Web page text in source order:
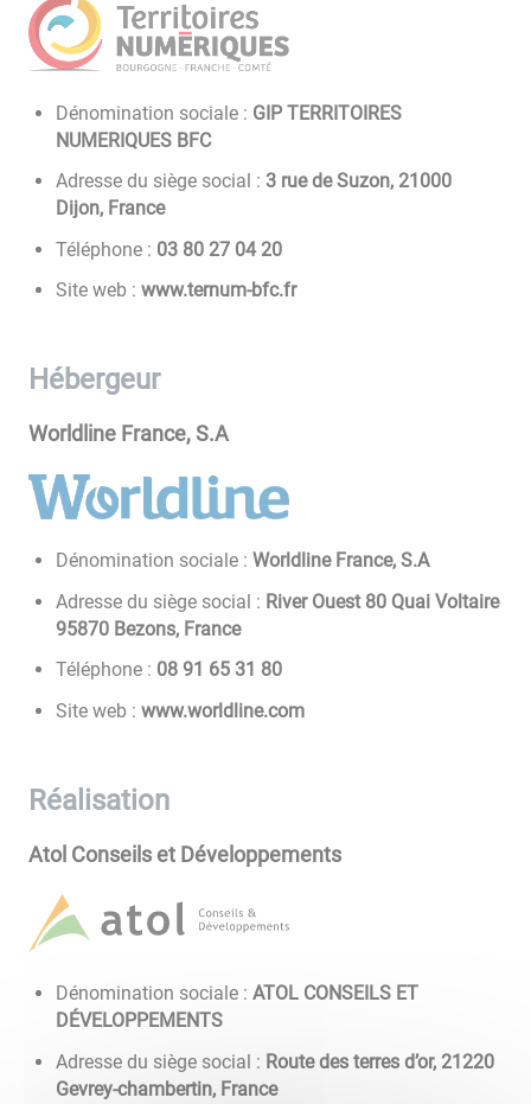
Dénomination sociale : GIP TERRITOIRES
NUMERIQUES BFC
Adresse du siège social :3 rue de Suzon, 21000
Dijon, France
Téléphone : 02 40 72 08 30
Site web : www.ternum-bfc.fr
Hébergeur
Worldline France, S.A
Dénomination sociale :Worldline France, S.A
Adresse du siège social : River Ouest 80 Quai Voltaire
95870 Bezons, France
Téléphone : 08 13 56 19 80
Site web : www.worldline.com
Réalisation
Atol Conseils et Développements
Dénomination sociale :ATOL CONSEILS ET
DÉVELOPPEMENTS
Adresse du siège social : Route des terres d’or, 21220
Gevrey-chambertin, France